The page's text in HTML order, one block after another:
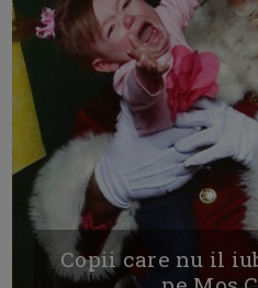
Copii care nu il